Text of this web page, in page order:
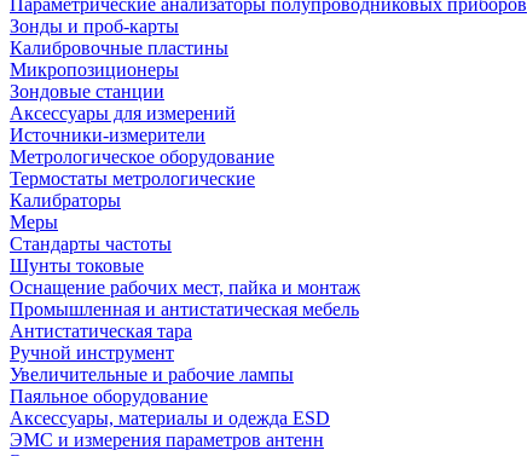
Параметрические анализаторы полупроводниковых приборов
Зонды и проб-карты
Калибровочные пластины
Микропозиционеры
Зондовые станции
Аксессуары для измерений
Источники-измерители
Метрологическое оборудование
Термостаты метрологические
Калибраторы
Меры
Стандарты частоты
Шунты токовые
Оснащение рабочих мест, пайка и монтаж
Промышленная и антистатическая мебель
Антистатическая тара
Ручной инструмент
Увеличительные и рабочие лампы
Паяльное оборудование
Аксессуары, материалы и одежда ESD
ЭМС и измерения параметров антенн